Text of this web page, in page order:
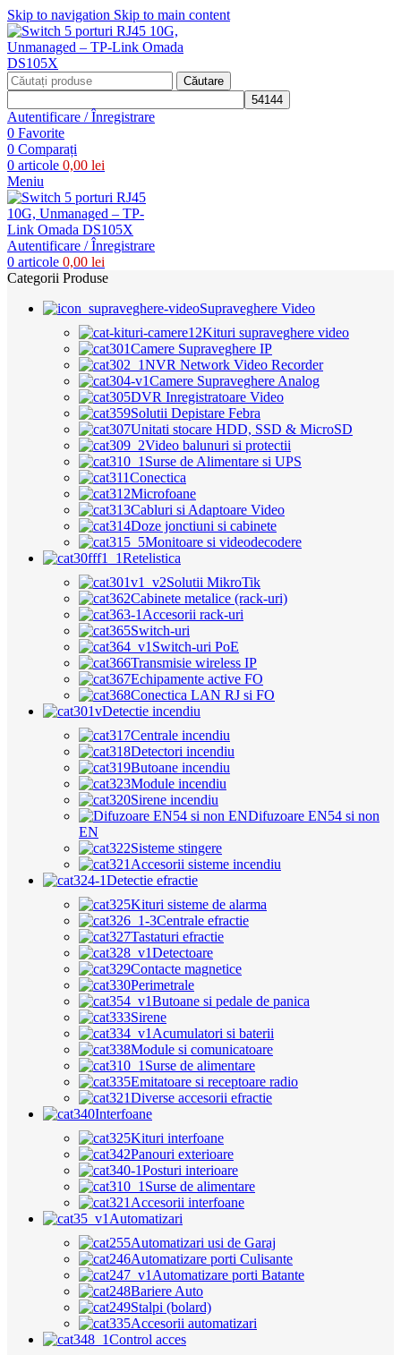
Skip to navigation Skip to main content
Căutare
Autentificare / Înregistrare
0 Favorite
0 Comparați
0 articole 0,00 lei
Meniu
Autentificare / Înregistrare
0 articole 0,00 lei
Categorii Produse
Supraveghere Video
Kituri supraveghere video
Camere Supraveghere IP
NVR Network Video Recorder
Camere Supraveghere Analog
DVR Inregistratoare Video
Solutii Depistare Febra
Unitati stocare HDD, SSD & MicroSD
Video balunuri si protectii
Surse de Alimentare si UPS
Conectica
Microfoane
Cabluri si Adaptoare Video
Doze jonctiuni si cabinete
Monitoare si videodecodere
Retelistica
Solutii MikroTik
Cabinete metalice (rack-uri)
Accesorii rack-uri
Switch-uri
Switch-uri PoE
Transmisie wireless IP
Echipamente active FO
Conectica LAN RJ si FO
Detectie incendiu
Centrale incendiu
Detectori incendiu
Butoane incendiu
Module incendiu
Sirene incendiu
Difuzoare EN54 si non
EN
Sisteme stingere
Accesorii sisteme incendiu
Detectie efractie
Kituri sisteme de alarma
Centrale efractie
Tastaturi efractie
Detectoare
Contacte magnetice
Perimetrale
Butoane si pedale de panica
Sirene
Acumulatori si baterii
Module si comunicatoare
Surse de alimentare
Emitatoare si receptoare radio
Diverse accesorii efractie
Interfoane
Kituri interfoane
Panouri exterioare
Posturi interioare
Surse de alimentare
Accesorii interfoane
Automatizari
Automatizari usi de Garaj
Automatizare porti Culisante
Automatizare porti Batante
Bariere Auto
Stalpi (bolard)
Accesorii automatizari
Control acces